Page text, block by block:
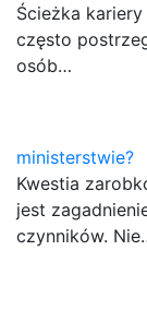
Ścieżka
często
osób…
ministerstwie?
Kwestia
jest
czynników.